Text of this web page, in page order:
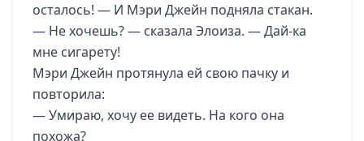
осталось! — И Мэри Джейн подняла стакан.
— Не хочешь? — сказала Элоиза. — Дай-ка
мне сигарету!
Мэри Джейн протянула ей свою пачку и
повторила:
— Умираю, хочу ее видеть. На кого она
похожа?